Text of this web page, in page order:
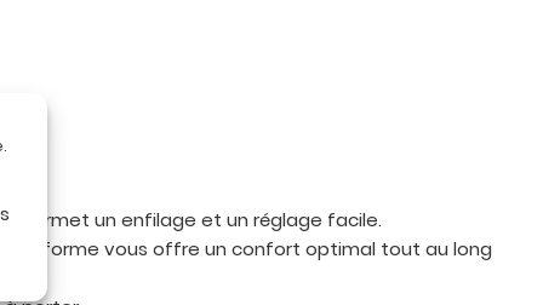
permet un enfilage et un réglage facile.
de forme vous offre un confort optimal tout au long